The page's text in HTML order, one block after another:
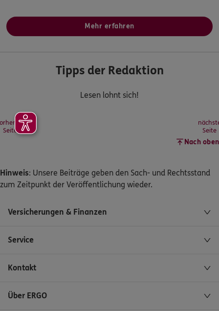
Mehr erfahren
Tipps der Redaktion
Lesen lohnt sich!
Seite
Seite
Nach oben
Hinweis: Unsere Beiträge geben den Sach- und Rechtsstand
zum Zeitpunkt der Veröffentlichung wieder.
Versicherungen & Finanzen
Service
Kontakt
Über ERGO